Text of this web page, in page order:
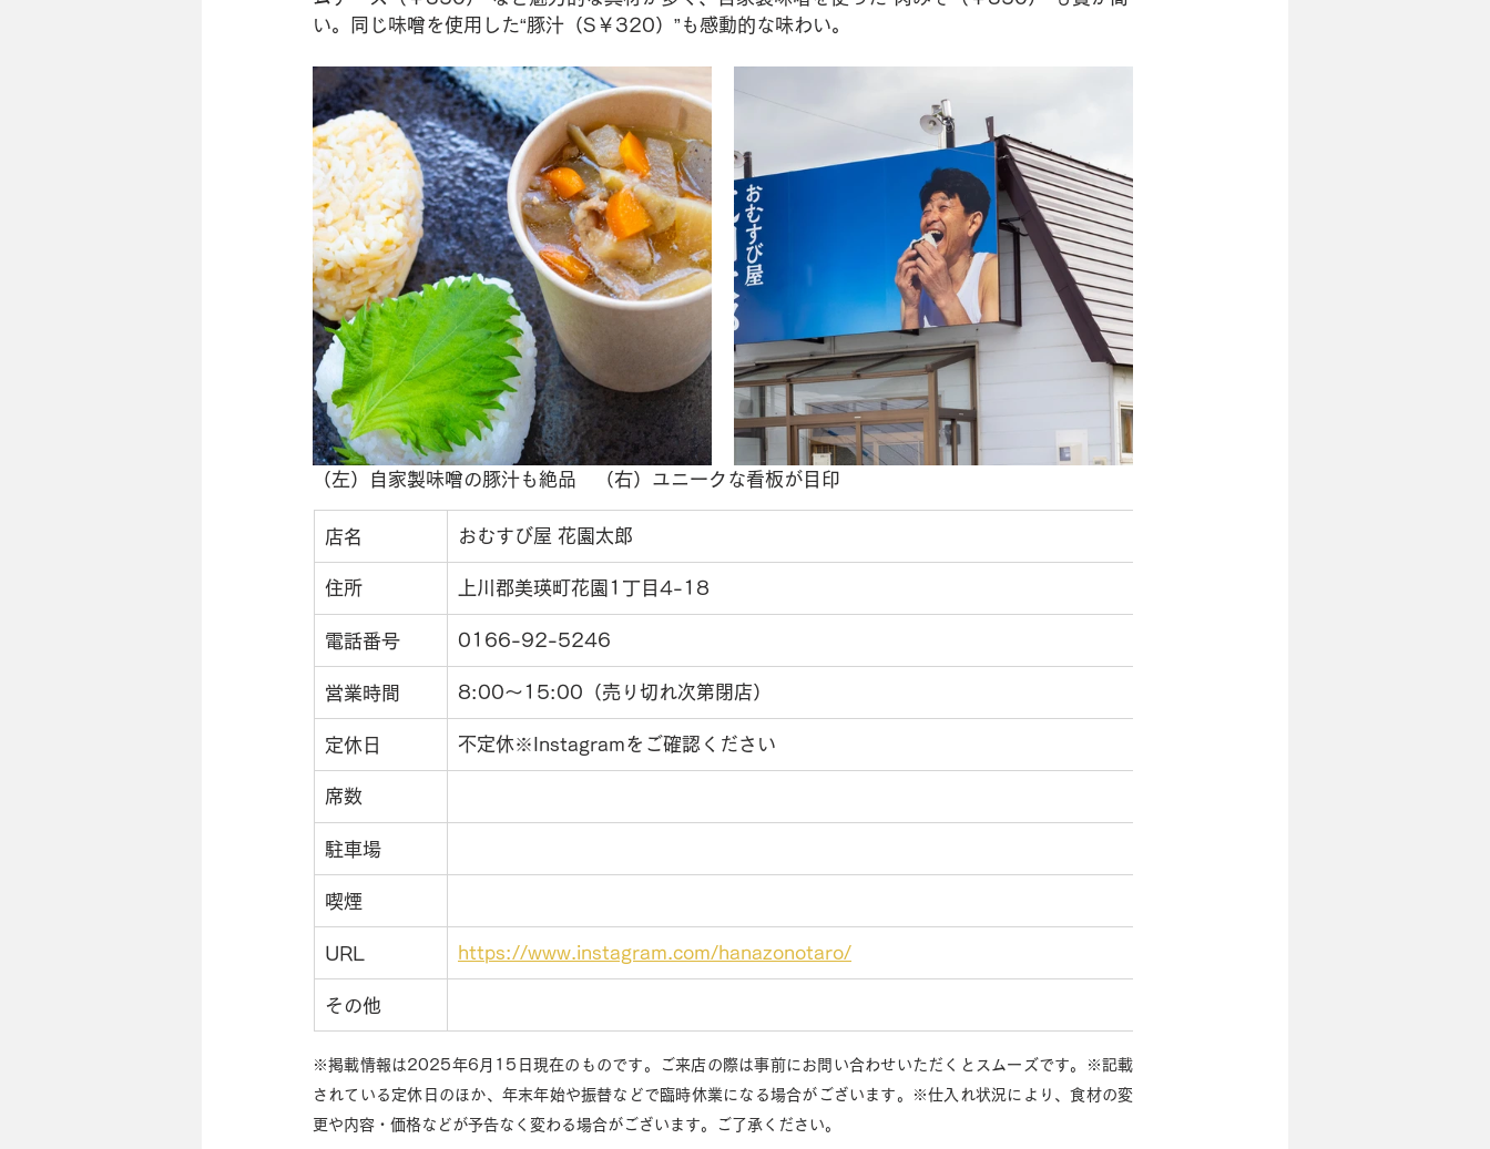
い。同じ味噌を使用した“豚汁（S￥320）”も感動的な味わい。
（左）自家製味噌の豚汁も絶品　（右）ユニークな看板が目印
店名 おむすび屋 花園太郎
住所 上川郡美瑛町花園1丁目4-18
電話番号 0166-92-5246
営業時間 8:00〜15:00（売り切れ次第閉店）
定休日 不定休※Instagramをご確認ください
席数
駐車場
喫煙
URL https://www.instagram.com/hanazonotaro/
その他
※掲載情報は2025年6月15日現在のものです。ご来店の際は事前にお問い合わせいただくとスムーズです。※記載
されている定休日のほか、年末年始や振替などで臨時休業になる場合がございます。※仕入れ状況により、食材の変
更や内容・価格などが予告なく変わる場合がございます。ご了承ください。